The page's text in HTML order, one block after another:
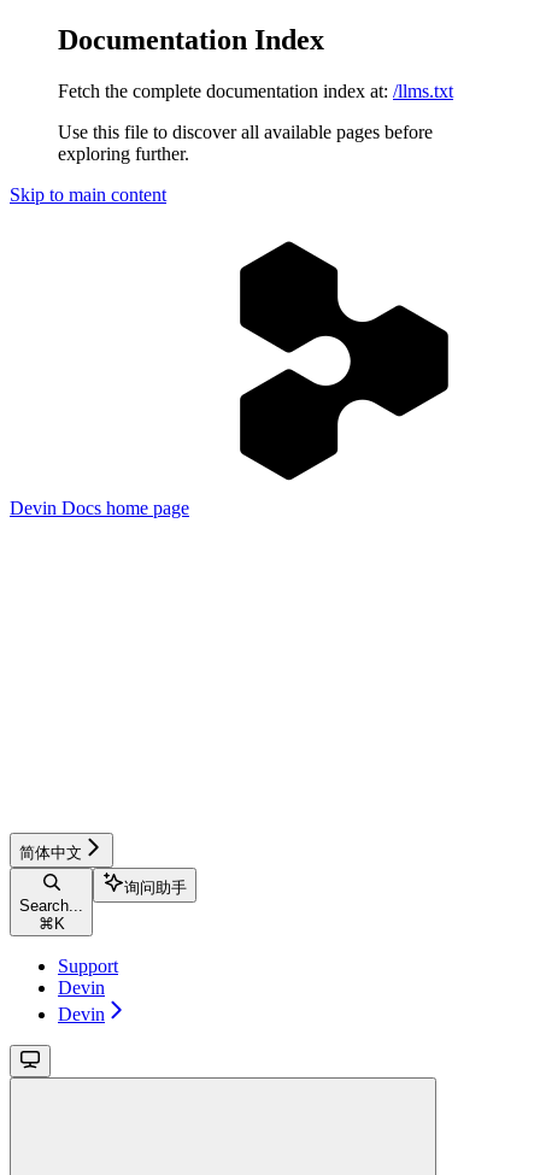
Documentation Index
Fetch the complete documentation index at: /llms.txt
Use this file to discover all available pages before
exploring further.
Skip to main content
Devin Docs home page
简体中文
Search...
⌘ K
询问助手
Support
Devin
Devin